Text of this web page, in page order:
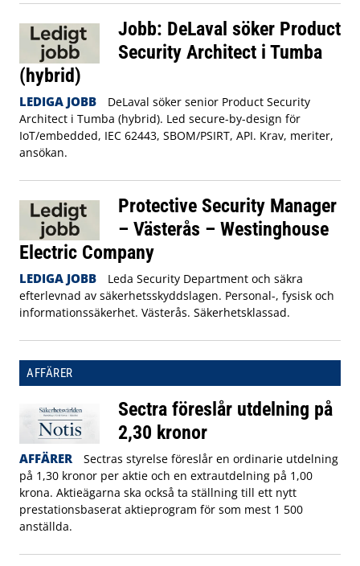
Jobb: DeLaval söker Product
Security Architect i Tumba
(hybrid)
LEDIGA JOBB
DeLaval söker senior Product Security
Architect i Tumba (hybrid). Led secure-by-design för
IoT/embedded, IEC 62443, SBOM/PSIRT, API. Krav, meriter,
ansökan.
Protective Security Manager
– Västerås – Westinghouse
Electric Company
LEDIGA JOBB
Leda Security Department och säkra
efterlevnad av säkerhetsskyddslagen. Personal-, fysisk och
informationssäkerhet. Västerås. Säkerhetsklassad.
AFFÄRER
Sectra föreslår utdelning på
2,30 kronor
AFFÄRER
Sectras styrelse föreslår en ordinarie utdelning
på 1,30 kronor per aktie och en extrautdelning på 1,00
krona. Aktieägarna ska också ta ställning till ett nytt
prestationsbaserat aktieprogram för som mest 1 500
anställda.